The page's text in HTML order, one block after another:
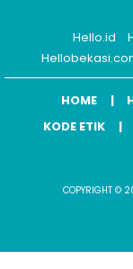
Hello.id
HOME
KODE ETIK
COPYRIGHT ©